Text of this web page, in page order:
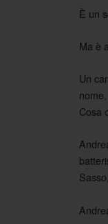
È un
Ma è
Un
Cosa